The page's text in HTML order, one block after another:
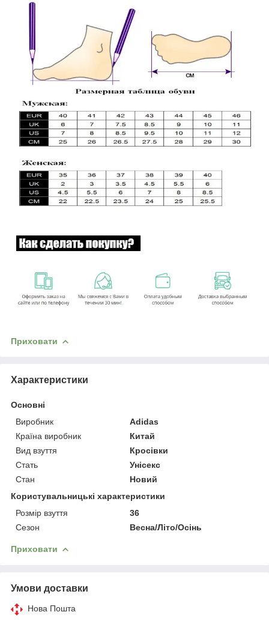
Приховати
Характеристики
Основні
Виробник
Adidas
Країна виробник
Китай
Вид взуття
Кросівки
Стать
Унісекс
Стан
Новий
Користувальницькі характеристики
Розмір взуття
36
Сезон
Весна/Літо/Осінь
Приховати
Умови доставки
Нова Пошта